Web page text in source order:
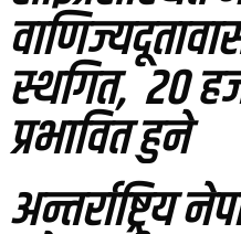
स्थगित, २०
प्रभावित हुने
अन्तर्राष्ट्रिय